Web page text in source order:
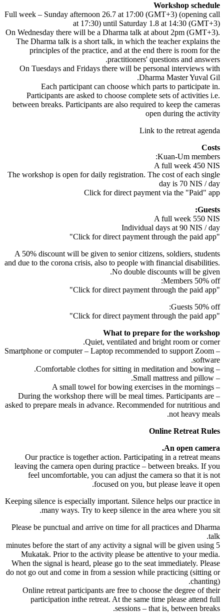
Workshop schedule
Full week – Sunday afternoon 26.7 at 17:00 (GMT+3) (opening call
at 17:30) until Saturday 1.8 at 14:30 (GMT+3)
On Wednesday there will be a Dharma talk at about 2pm (GMT+3).
The Dharma talk is a short talk, in which the teacher explains the
principles of the practice, and at the end there is room for the
practitioners' questions and answers.
On Tuesdays and Fridays there will be personal interviews with
Dharma Master Yuval Gil.
Each participant can choose which parts to participate in.
Participants are asked to choose complete sets of activities i.e.
between breaks. Participants are also required to keep the cameras
open during the activity
Link to the retreat agenda
Costs
Kuan-Um members:
A full week 450 NIS
The workshop is open for daily registration. The cost of each single
day is 70 NIS / day
Click for direct payment via the "Paid" app
Guests:
A full week 550 NIS
Individual days at 90 NIS / day
"Click for direct payment through the paid app"
A 50% discount will be given to senior citizens, soldiers, students
and due to the corona crisis, also to people with financial disabilities.
No double discounts will be given.
Members 50% off:
"Click for direct payment through the paid app"
Guests 50% off:
"Click for direct payment through the paid app"
What to prepare for the workshop
Quiet, ventilated and bright room or corner.
– Smartphone or computer – Laptop recommended to support Zoom
software.
– Comfortable clothes for sitting in meditation and bowing.
– Small mattress and pillow.
– A small towel for bowing exercises in the mornings
– During the workshop there will be meal times. Participants are
asked to prepare meals in advance. Recommended for nutritious and
not heavy meals.
Online Retreat Rules
An open camera.
Our practice is together action. Participating in a retreat means
leaving the camera open during practice – between breaks. If you
feel uncomfortable, you can adjust the camera so that it is not
focused on you, but please leave it open.
Keeping silence is especially important. Silence helps our practice in
many ways. Try to keep silence in the area where you sit.
Please be punctual and arrive on time for all practices and Dharma
talk.
5 minutes before the start of any activity a signal will be given using
Mukatak. Prior to the activity please be attentive to your media.
When the signal is heard, please go to the seat immediately. Please
do not go out and come in from a session while practicing (sitting or
chanting).
Online retreat participants are free to choose the degree of their
participation inthe retreat. At the same time please attend full
sessions – that is, between breaks.